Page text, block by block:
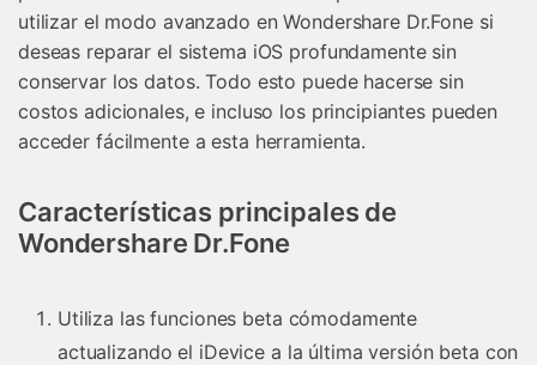
utilizar el modo avanzado en Wondershare Dr.Fone si
deseas reparar el sistema iOS profundamente sin
conservar los datos. Todo esto puede hacerse sin
costos adicionales, e incluso los principiantes pueden
acceder fácilmente a esta herramienta.
Características principales de
Wondershare Dr.Fone
Utiliza las funciones beta cómodamente
actualizando el iDevice a la última versión beta con